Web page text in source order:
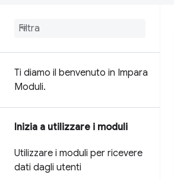
Ti diamo il benvenuto in Impara
Moduli.
Inizia a utilizzare i moduli
Utilizzare i moduli per ricevere
dati dagli utenti